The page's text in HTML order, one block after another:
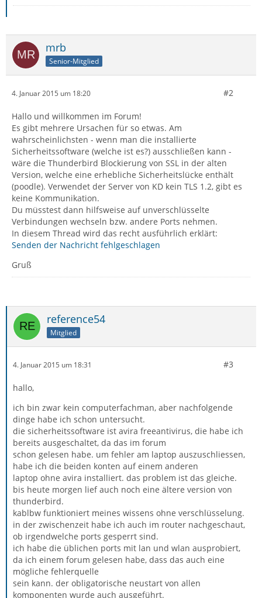
mrb
Senior-Mitglied
4. Januar 2015 um 18:20 #2
Hallo und willkommen im Forum!
Es gibt mehrere Ursachen für so etwas. Am
wahrscheinlichsten - wenn man die installierte
Sicherheitssoftware (welche ist es?) ausschließen kann -
wäre die Thunderbird Blockierung von SSL in der alten
Version, welche eine erhebliche Sicherheitslücke enthält
(poodle). Verwendet der Server von KD kein TLS 1.2, gibt es
keine Kommunikation.
Du müsstest dann hilfsweise auf unverschlüsselte
Verbindungen wechseln bzw. andere Ports nehmen.
In diesem Thread wird das recht ausführlich erklärt:
Senden der Nachricht fehlgeschlagen
Gruß
reference54
Mitglied
4. Januar 2015 um 18:31 #3
hallo,
ich bin zwar kein computerfachman, aber nachfolgende
dinge habe ich schon untersucht.
die sicherheitssoftware ist avira freeantivirus, die habe ich
bereits ausgeschaltet, da das im forum
schon gelesen habe. um fehler am laptop auszuschliessen,
habe ich die beiden konten auf einem anderen
laptop ohne avira installiert. das problem ist das gleiche.
bis heute morgen lief auch noch eine ältere version von
thunderbird.
kablbw funktioniert meines wissens ohne verschlüsselung.
in der zwischenzeit habe ich auch im router nachgeschaut,
ob irgendwelche ports gesperrt sind.
ich habe die üblichen ports mit lan und wlan ausprobiert,
da ich einem forum gelesen habe, dass das auch eine
mögliche fehlerquelle
sein kann. der obligatorische neustart von allen
komponenten wurde auch ausgeführt.